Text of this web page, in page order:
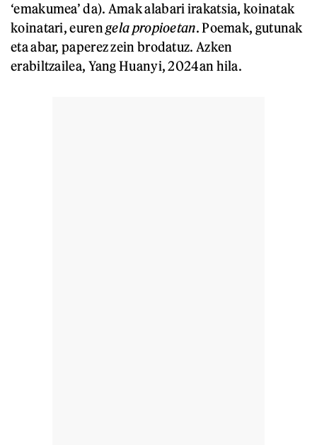
‘emakumea’ da). Amak alabari irakatsia, koinatak
koinatari, eurengela propioetan. Poemak, gutunak
eta abar, paperez zein brodatuz. Azken
erabiltzailea, Yang Huanyi, 2024an hila.